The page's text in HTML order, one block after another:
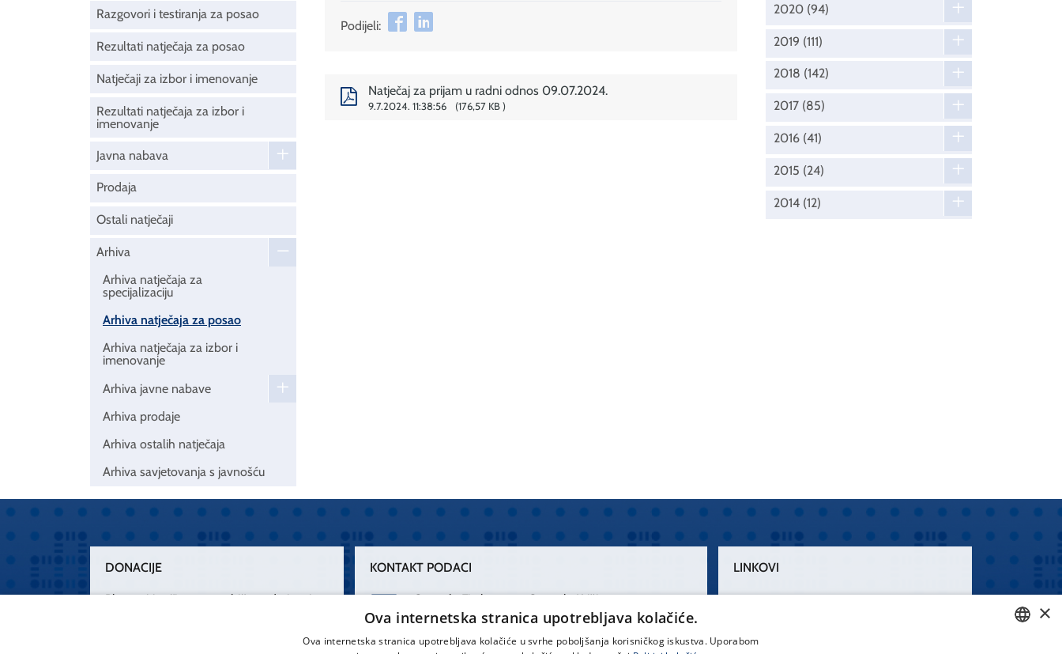
Razgovori i testiranja za posao
Rezultati natječaja za posao
Natječaji za izbor i imenovanje
Rezultati natječaja za izbor i
imenovanje
Javna nabava
Prodaja
Ostali natječaji
Arhiva
Arhiva natječaja za
specijalizaciju
Arhiva natječaja za posao
Arhiva natječaja za izbor i
imenovanje
Arhiva javne nabave
Arhiva prodaje
Arhiva ostalih natječaja
Arhiva savjetovanja s javnošću
Podijeli:
Natječaj za prijam u radni odnos 09.07.2024.
9.7.2024. 11:38:56 176,57 KB
2020 (94)
2019 (111)
2018 (142)
2017 (85)
2016 (41)
2015 (24)
2014 (12)
DONACIJE
Plemenitim činom nesebičnog darivanja
„Zarazimo“ se dobrotom, donirajmo od
KONTAKT PODACI
Centrala Firule
021 556 111
Centrala Križine
021 557 111
LINKOVI
×
Ova internetska stranica upotrebljava kolačiće.
Ova internetska stranica upotrebljava kolačiće u svrhe poboljšanja korisničkog iskustva. Uporabom